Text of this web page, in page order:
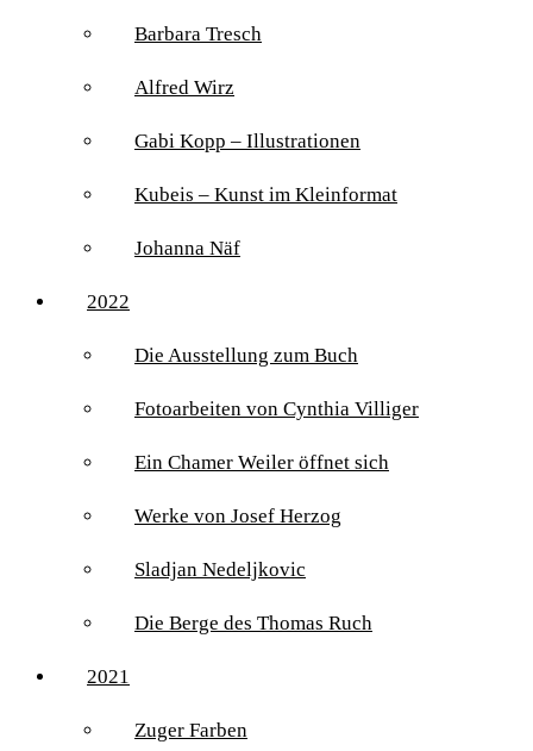
Barbara Tresch
Alfred Wirz
Gabi Kopp – Illustrationen
Kubeis – Kunst im Kleinformat
Johanna Näf
2022
Die Ausstellung zum Buch
Fotoarbeiten von Cynthia Villiger
Ein Chamer Weiler öffnet sich
Werke von Josef Herzog
Sladjan Nedeljkovic
Die Berge des Thomas Ruch
2021
Zuger Farben